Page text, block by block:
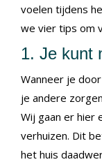
voelen tijdens
we vier tips om
1. Je kunt
Wanneer je
je andere
Wij gaan er hier
verhuizen. Dit
het huis